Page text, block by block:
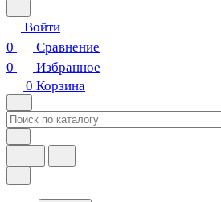
Войти
0
Сравнение
0
Избранное
0 Корзина